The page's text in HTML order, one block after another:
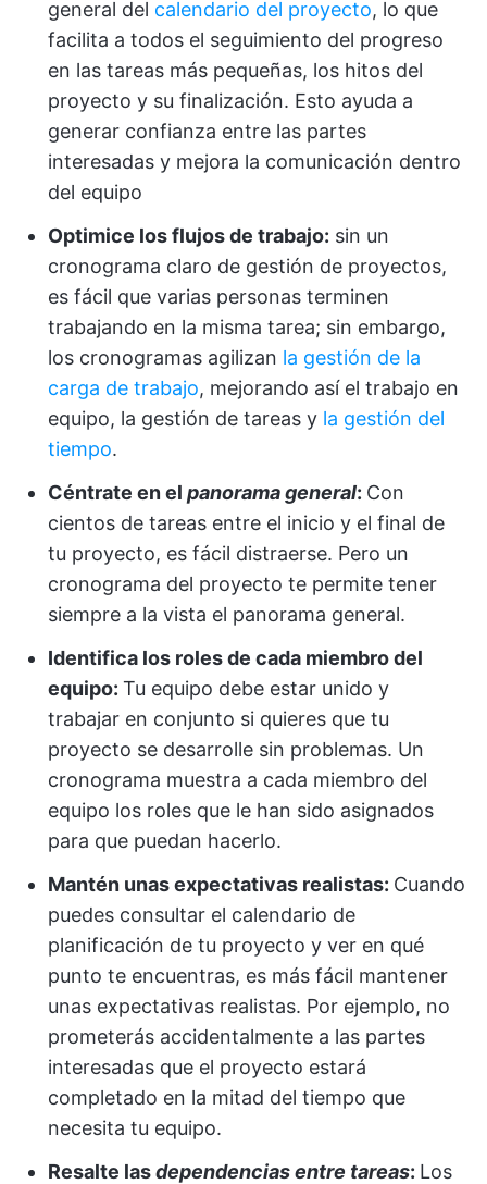
general del calendario del proyecto, lo que
facilita a todos el seguimiento del progreso
en las tareas más pequeñas, los hitos del
proyecto y su finalización. Esto ayuda a
generar confianza entre las partes
interesadas y mejora la comunicación dentro
del equipo
Optimice los flujos de trabajo: sin un
cronograma claro de gestión de proyectos,
es fácil que varias personas terminen
trabajando en la misma tarea; sin embargo,
los cronogramas agilizan la gestión de la
carga de trabajo, mejorando así el trabajo en
equipo, la gestión de tareas y la gestión del
tiempo.
Céntrate en el panorama general: Con
cientos de tareas entre el inicio y el final de
tu proyecto, es fácil distraerse. Pero un
cronograma del proyecto te permite tener
siempre a la vista el panorama general.
Identifica los roles de cada miembro del
equipo: Tu equipo debe estar unido y
trabajar en conjunto si quieres que tu
proyecto se desarrolle sin problemas. Un
cronograma muestra a cada miembro del
equipo los roles que le han sido asignados
para que puedan hacerlo.
Mantén unas expectativas realistas: Cuando
puedes consultar el calendario de
planificación de tu proyecto y ver en qué
punto te encuentras, es más fácil mantener
unas expectativas realistas. Por ejemplo, no
prometerás accidentalmente a las partes
interesadas que el proyecto estará
completado en la mitad del tiempo que
necesita tu equipo.
Resalte lasdependencias entre tareas: Los